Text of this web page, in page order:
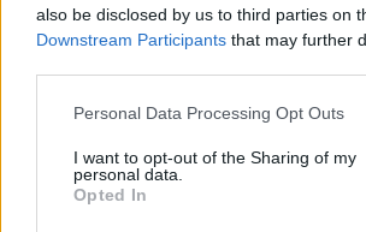
also be disclosed by us to third parties on
Downstream Participants that may further
Please note that this website/app uses one
not limited to your visit or usage behaviour.
grant or deny consent to Google and its
use your data for below specified purposes
Personal Data Processing Opt Outs
I want to opt-out of the Sharing of my
personal data.
Opted In
Διάβασε όλα τατελευταία νέατης
επικαιρότητας. Μάθε για όλους τους
εβδομάδας μέσα από το υπερπλήρες
Gazzetta. Ακολούθησέ μας και στο